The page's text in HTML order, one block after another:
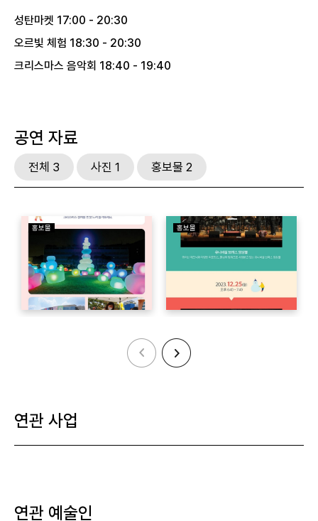
성탄마켓 17:00 - 20:30
오르빛 체험 18:30 - 20:30
크리스마스 음악회 18:40 - 19:40
공연 자료
전체 3 사진 1 홍보물 2
홍보물 홍보물
연관 사업
연관 예술인